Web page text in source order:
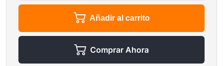
Añadir al carrito
Comprar Ahora